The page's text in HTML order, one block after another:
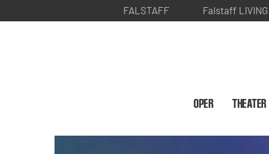
FALSTAFF Falstaff LIVING
OPER THEATER